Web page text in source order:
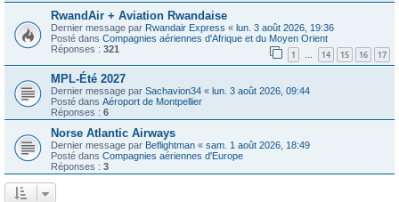
RwandAir + Aviation Rwandaise
Dernier message par Rwandair Express « lun. 3 août 2026, 19:36
Posté dans Compagnies aériennes d'Afrique et du Moyen Orient
Réponses : 321 1 … 14 15 16 17
MPL-Été 2027
Dernier message par Sachavion34 « lun. 3 août 2026, 09:44
Posté dans Aéroport de Montpellier
Réponses : 6
Norse Atlantic Airways
Dernier message par Beflightman « sam. 1 août 2026, 18:49
Posté dans Compagnies aériennes d'Europe
Réponses : 3